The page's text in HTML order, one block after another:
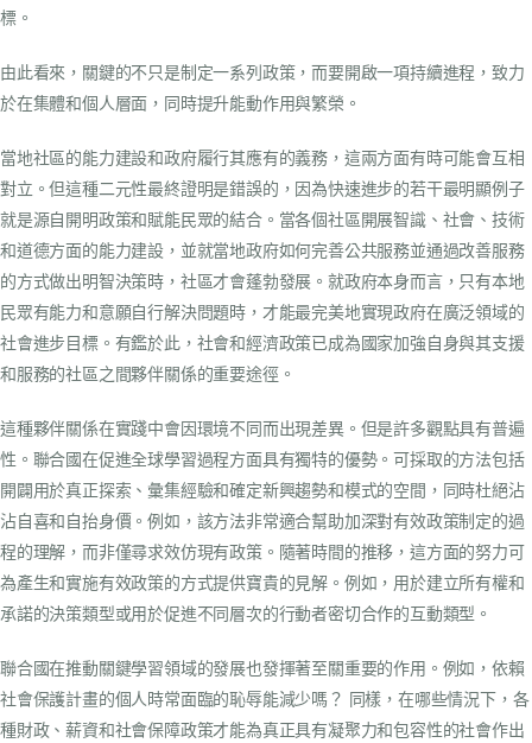
標。
由此看來，關鍵的不只是制定一系列政策，而要開啟一項持續進程，致力
於在集體和個人層面，同時提升能動作用與繁榮。
當地社區的能力建設和政府履行其應有的義務，這兩方面有時可能會互相
對立。但這種二元性最終證明是錯誤的，因為快速進步的若干最明顯例子
就是源自開明政策和賦能民眾的結合。當各個社區開展智識、社會、技術
和道德方面的能力建設，並就當地政府如何完善公共服務並通過改善服務
的方式做出明智決策時，社區才會蓬勃發展。就政府本身而言，只有本地
民眾有能力和意願自行解決問題時，才能最完美地實現政府在廣泛領域的
社會進步目標。有鑑於此，社會和經濟政策已成為國家加強自身與其支援
和服務的社區之間夥伴關係的重要途徑。
這種夥伴關係在實踐中會因環境不同而出現差異。但是許多觀點具有普遍
性。聯合國在促進全球學習過程方面具有獨特的優勢。可採取的方法包括
開闢用於真正探索、彙集經驗和確定新興趨勢和模式的空間，同時杜絕沾
沾自喜和自抬身價。例如，該方法非常適合幫助加深對有效政策制定的過
程的理解，而非僅尋求效仿現有政策。隨著時間的推移，這方面的努力可
為產生和實施有效政策的方式提供寶貴的見解。例如，用於建立所有權和
承諾的決策類型或用於促進不同層次的行動者密切合作的互動類型。
聯合國在推動關鍵學習領域的發展也發揮著至關重要的作用。例如，依賴
社會保護計畫的個人時常面臨的恥辱能減少嗎？ 同樣，在哪些情況下，各
種財政、薪資和社會保障政策才能為真正具有凝聚力和包容性的社會作出